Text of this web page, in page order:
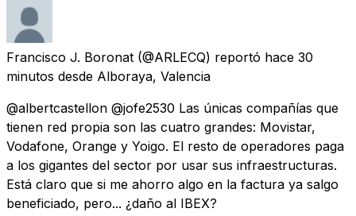
Francisco J. Boronat (@ARLECQ) reportó hace 30
minutos desde Alboraya, Valencia
@albertcastellon @jofe2530 Las únicas compañías que
tienen red propia son las cuatro grandes: Movistar,
Vodafone, Orange y Yoigo. El resto de operadores paga
a los gigantes del sector por usar sus infraestructuras.
Está claro que si me ahorro algo en la factura ya salgo
beneficiado, pero... ¿daño al IBEX?